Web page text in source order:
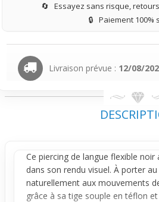
🔄 Essayez sans risque,
🔒 Paiement 100%
Livraison prévue : 12/08/
Ce piercing de langue flexible
dans son rendu visuel. À porter
naturellement aux mouvements
grâce à sa tige souple en téflon